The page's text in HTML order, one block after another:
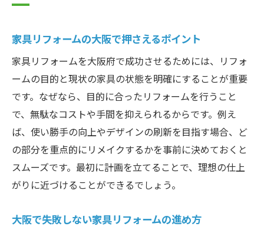
家具リフォーム大阪府で良い業者選びのコ
大阪で家具リフォーム前に知るべきポイン
ト
家具リフォーム大阪のトラブルを防ぐ対策
大阪で家具リフォーム満足度を高める方法
家具リフォームの大阪で押さえるポイント
家具リフォームを大阪府で成功させるためには、リフォ
ームの目的と現状の家具の状態を明確にすることが重要
です。なぜなら、目的に合ったリフォームを行うこと
で、無駄なコストや手間を抑えられるからです。例え
ば、使い勝手の向上やデザインの刷新を目指す場合、ど
の部分を重点的にリメイクするかを事前に決めておくと
スムーズです。最初に計画を立てることで、理想の仕上
がりに近づけることができるでしょう。
大阪で失敗しない家具リフォームの進め方